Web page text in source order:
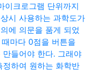
이크로그램 단위까지
시 사용하는 과학도가
에 의문을 품게 되었
마다 0점을 버튼을
들어야 한다. 그래야
하여 원하는 화학반